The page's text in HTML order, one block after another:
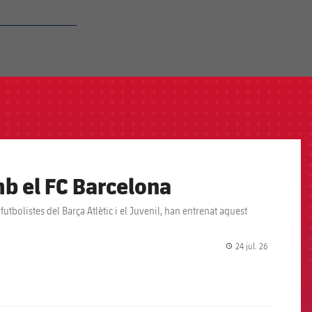
el FC Barcelona
del Barça Atlètic i el Juvenil, han entrenat aquest
24 jul. 26